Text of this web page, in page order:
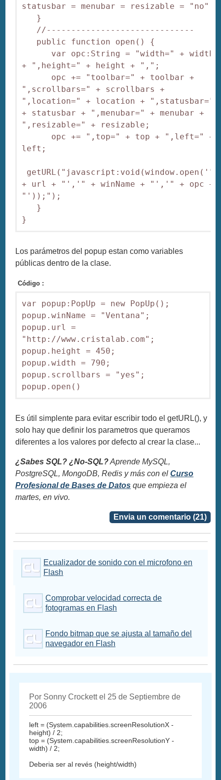
statusbar = menubar = resizable = "no";
}
//------------------------------
public function open() {
var opc:String = "width=" + width
+ ",height=" + height + ",";
opc += "toolbar=" + toolbar +
",scrollbars=" + scrollbars +
",location=" + location + ",statusbar="
+ statusbar + ",menubar=" + menubar +
",resizable=" + resizable;
opc += ",top=" + top + ",left=" +
left;
getURL("javascript:void(window.open('"
+ url + "','" + winName + "','" + opc +
"'));");
}
}
Los parámetros del popup estan como variables
públicas dentro de la clase.
Código :
var popup:PopUp = new PopUp();
popup.winName = "Ventana";
popup.url =
"http://www.cristalab.com";
popup.height = 450;
popup.width = 790;
popup.scrollbars = "yes";
popup.open()
Es útil simplente para evitar escribir todo el getURL(), y
solo hay que definir los parametros que queramos
diferentes a los valores por defecto al crear la clase...
¿Sabes SQL? ¿No-SQL?Aprende MySQL,
PostgreSQL, MongoDB, Redis y más con elCurso
Profesional de Bases de Datos que empieza el
martes, en vivo.
Envia un comentario (21)
Ecualizador de sonido con el microfono en
Flash
Comprobar velocidad correcta de
fotogramas en Flash
Fondo bitmap que se ajusta al tamaño del
navegador en Flash
Por Sonny Crockett el 25 de Septiembre de
2006
left = (System.capabilities.screenResolutionX -
height) / 2;
top = (System.capabilities.screenResolutionY -
width) / 2;
Deberia ser al revés (height/width)